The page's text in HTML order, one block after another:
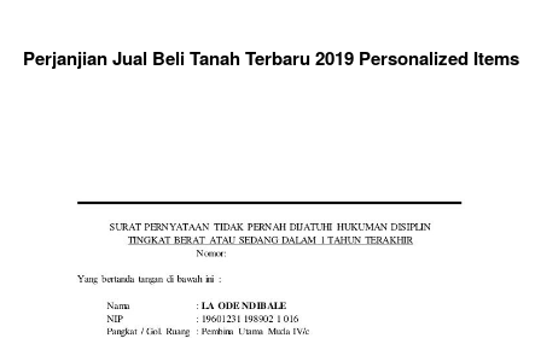
Perjanjian Jual Beli Tanah Terbaru 2019 Personalized Items